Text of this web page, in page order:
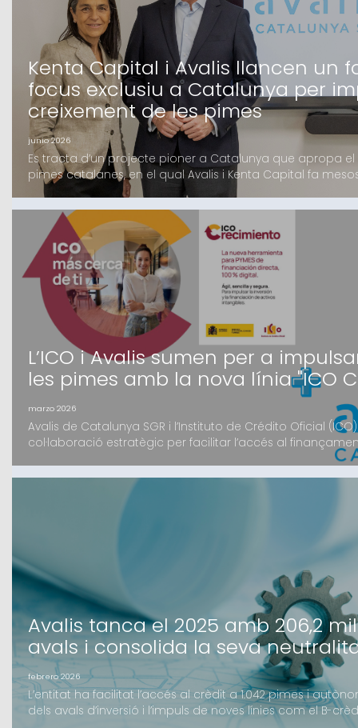
Kenta Capital i Avalis llancen un
focus exclusiu a Catalunya per
creixement de les pimes
junio 2026
Es tracta d’un projecte pioner a Catalunya que apropa
pimes catalanes, en el qual Avalis i Kenta Capital fa
amb el suport d’un grup d’inversors, tant family offices
catalansEl fons, que oferirà finançament de fins a 4
L’ICO i Avalis sumen per a
les pimes amb la nova línia "ICO
marzo 2026
Avalis de Catalunya SGR i l’Instituto de Crédito Oficial
col·laboració estratègic per facilitar l’accés al
Mitjançant la nova eina digital ICO Crecimiento, les
accedir a recursos en condicions preferents i amb el
Avalis tanca el 2025 amb 206,2
avals i consolida la seva
febrero 2026
L’entitat ha facilitat l’accés al crèdit a 1.042 pimes i
dels avals d’inversió i l’impuls de noves línies com el B-